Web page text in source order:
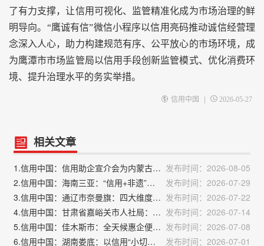
了有力支撑，让信用可视化、监管精准化成为市场治理的鲜
明导向。“鹰诚有信”微信小程序以信用亮码推动诚信经营理
念深入人心，助力构建规范有序、公平放心的市场环境，成
为鹰潭市市场监管局以信用手段创新监管模式、优化消费环
境、提升治理水平的务实举措。
信用中国 | 2026-05-27
相关文章
1.信用中国：信用助企宣介会为内蒙古民营企业赋能 发布时间：2026-08-05
2.信用中国：海南三亚：“信用+非遗”四大应用场景落地
发布时间：2026-07-29
3.信用中国：通辽市奈曼旗：四大维度精准发力 扎实推进人社信用体系建设 发布时间：2026-07-22
4.信用中国：甘肃省嘉峪关市人社局：扎实推进公共信用综合评价落地见效 发布时间：2026-07-14
5.信用中国：佳木斯市：全天候惠企便民不打烊“信用代证”自助服务实现市县两级全覆盖 发布时间：2026-07-08
6.信用中国：湖南娄底：以信用“小切口” 做实社会诚信“大文章”
发布时间：2026-07-01